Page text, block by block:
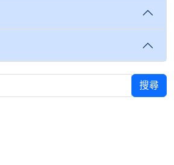
搜尋